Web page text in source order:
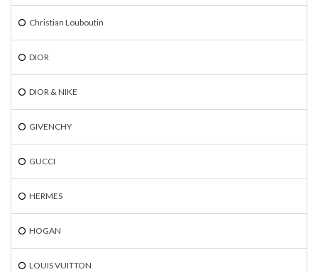
Christian Louboutin
DIOR
DIOR & NIKE
GIVENCHY
GUCCI
HERMES
HOGAN
LOUIS VUITTON